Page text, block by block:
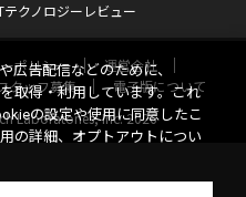
テクノロジーレビュー
ポリシー
運営会社
タッフ募集
電子版について
Laboratories, Inc. 2026
広告配信などのために、
取得・利用しています。これ
の設定や使用に同意したこ
の詳細、オプトアウトについ